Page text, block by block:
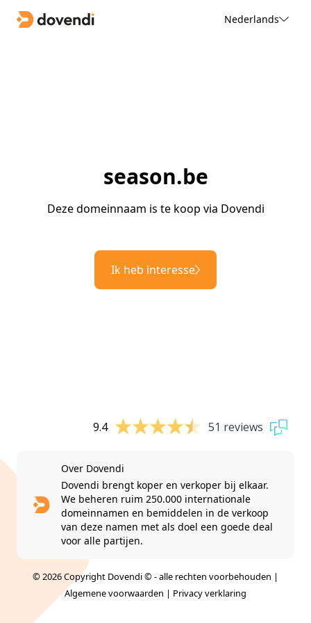
Nederlands
season.be
Deze domeinnaam is te koop via Dovendi
Ik heb interesse
9.4 51 reviews
Over Dovendi
Dovendi brengt koper en verkoper bij elkaar.
We beheren ruim 250.000 internationale
domeinnamen en bemiddelen in de verkoop
van deze namen met als doel een goede deal
voor alle partijen.
© 2026 Copyright Dovendi © - alle rechten voorbehouden |
Algemene voorwaarden | Privacy verklaring